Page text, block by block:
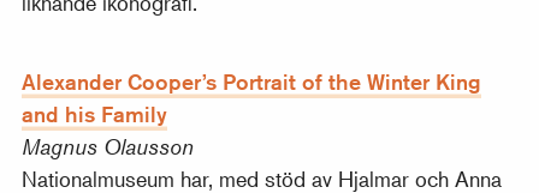
Alexander Cooper’s Portrait of the Winter King
and his Family
Magnus Olausson
Nationalmuseum har, med stöd av Hjalmar och Anna